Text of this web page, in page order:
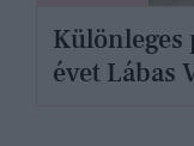
évet Lábas